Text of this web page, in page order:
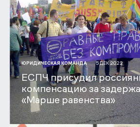
ЮРИДИЧЕСКАЯ КОМАНДА 5 ДЕК 2022
ЕСПЧ присудил
компенсацию за
«Марше равенства»